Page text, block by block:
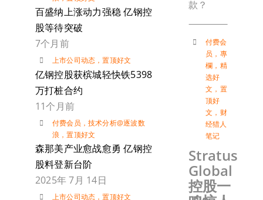
百盛纳上涨动力强稳 亿钢控
股等待突破
7个月前
上市公司动态 ，置顶好文
亿钢控股获槟城轻快铁5398
万打桩合约
11个月前
付费会员 ， 技术分析@逐波数
浪 ，置顶好文
森那美产业愈战愈勇 亿钢控
股料登新台阶
2025年 7月 14日
上市公司动态 ，置顶好文
款？
付费会
员 ， 專
欄 ， 精
选好
文 ， 置
顶好
文 ， 财
经猎人
笔记
Stratus
Global
控股一